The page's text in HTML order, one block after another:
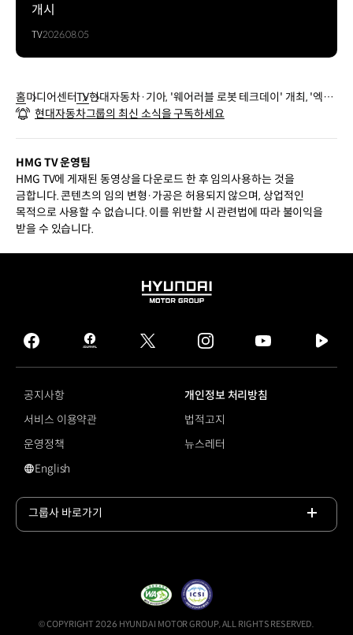
개시
TV2026.08.05
홈미디어센터TV현대자동차·기아, '웨어러블 로봇 테크데이' 개최, '엑스
블 숄더' 첫 공개
현대자동차그룹의 최신 소식을 구독하세요
HMG TV 운영팀
HMG TV에 게재된 동영상을 다운로드 한 후 임의사용하는 것을
금합니다. 콘텐츠의 임의 변형·가공은 허용되지 않으며, 상업적인
목적으로 사용할 수 없습니다. 이를 위반할 시 관련법에 따라 불이익을
받을 수 있습니다.
HYUNDAI
GROUP
facebook
hmg
journal
twitter instagram
tv
공지사항
개인정보 처리방침
서비스 이용약관
법적고지
운영정책
뉴스레터
영문 사이트로 이동
English
그룹사 바로가기
© COPYRIGHT 2026 HYUNDAI MOTOR GROUP, ALL RIGHTS RESERVED.